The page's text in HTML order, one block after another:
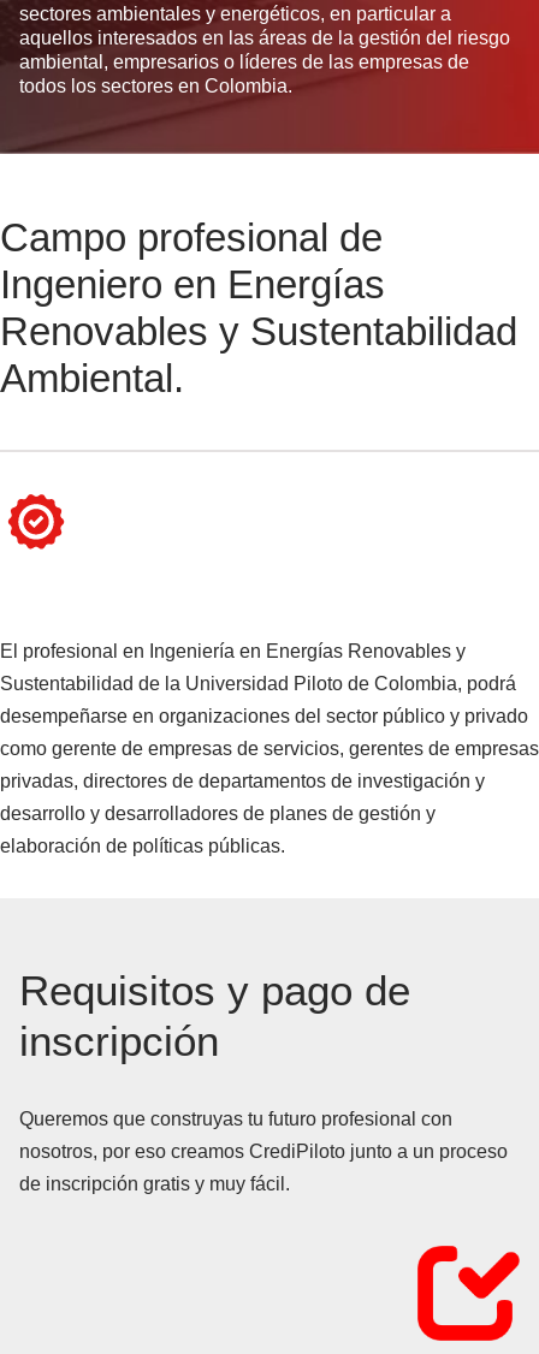
sectores ambientales y energéticos, en particular a
aquellos interesados en las áreas de la gestión del riesgo
ambiental, empresarios o líderes de las empresas de
todos los sectores en Colombia.
Campo profesional de
Ingeniero en Energías
Renovables y Sustentabilidad
Ambiental.
El profesional en Ingeniería en Energías Renovables y
Sustentabilidad de la Universidad Piloto de Colombia, podrá
desempeñarse en organizaciones del sector público y privado
como gerente de empresas de servicios, gerentes de empresas
privadas, directores de departamentos de investigación y
desarrollo y desarrolladores de planes de gestión y
elaboración de políticas públicas.
Requisitos y pago de
inscripción
Queremos que construyas tu futuro profesional con
nosotros, por eso creamos CrediPiloto junto a un proceso
de inscripción gratis y muy fácil.